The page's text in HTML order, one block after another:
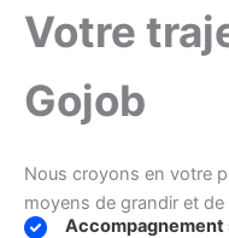
Votre
Gojob
Nous croyons en votre
moyens de grandir et
Accompagnement